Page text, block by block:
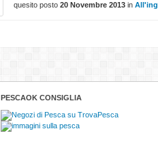
quesito posto 20 Novembre 2013 in
PESCAOK CONSIGLIA